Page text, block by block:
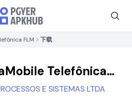
FLM 下载
Telefônica
E SISTEMAS LTDA